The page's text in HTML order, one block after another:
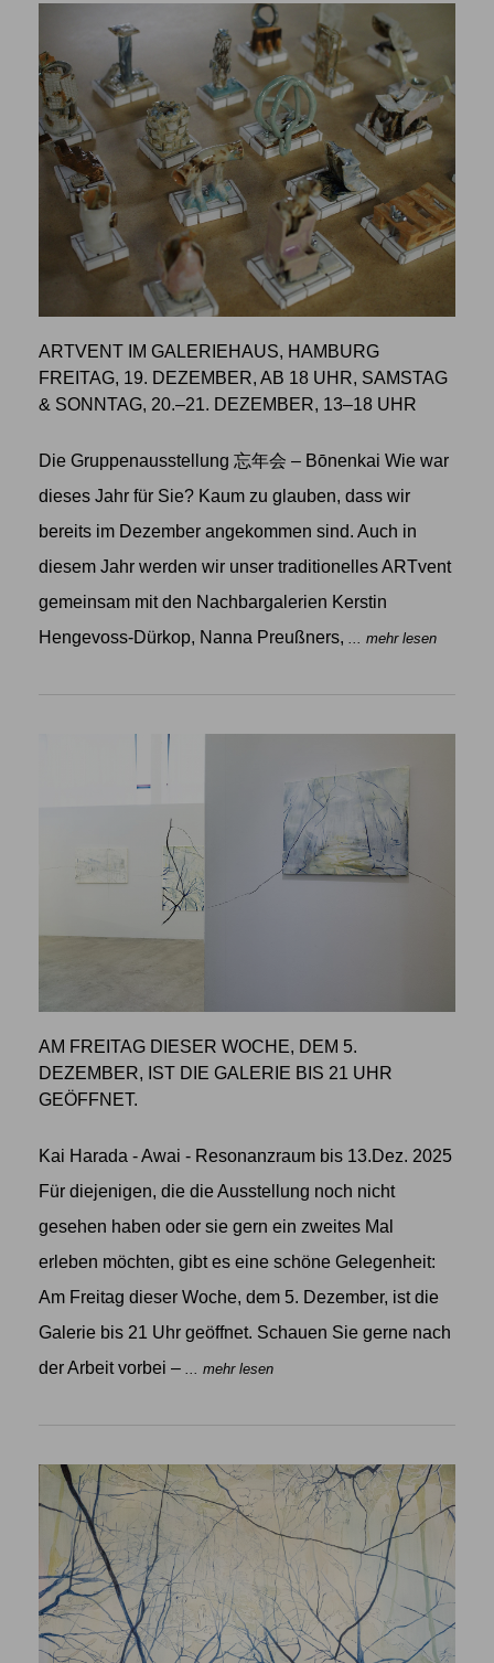
ARTVENT IM GALERIEHAUS, HAMBURG
FREITAG, 19. DEZEMBER, AB 18 UHR, SAMSTAG
& SONNTAG, 20.–21. DEZEMBER, 13–18 UHR
Die Gruppenausstellung 忘年会 – Bōnenkai Wie war
dieses Jahr für Sie? Kaum zu glauben, dass wir
bereits im Dezember angekommen sind. Auch in
diesem Jahr werden wir unser traditionelles ARTvent
gemeinsam mit den Nachbargalerien Kerstin
Hengevoss-Dürkop, Nanna Preußners,
... mehr lesen
AM FREITAG DIESER WOCHE, DEM 5.
DEZEMBER, IST DIE GALERIE BIS 21 UHR
GEÖFFNET.
Kai Harada - Awai - Resonanzraum bis 13.Dez. 2025
Für diejenigen, die die Ausstellung noch nicht
gesehen haben oder sie gern ein zweites Mal
erleben möchten, gibt es eine schöne Gelegenheit:
Am Freitag dieser Woche, dem 5. Dezember, ist die
Galerie bis 21 Uhr geöffnet. Schauen Sie gerne nach
der Arbeit vorbei – ... mehr lesen